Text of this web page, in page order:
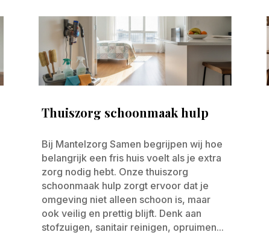
Thuiszorg schoonmaak hulp
Bij Mantelzorg Samen begrijpen wij hoe
belangrijk een fris huis voelt als je extra
zorg nodig hebt. Onze thuiszorg
schoonmaak hulp zorgt ervoor dat je
omgeving niet alleen schoon is, maar
ook veilig en prettig blijft. Denk aan
stofzuigen, sanitair reinigen, opruimen...